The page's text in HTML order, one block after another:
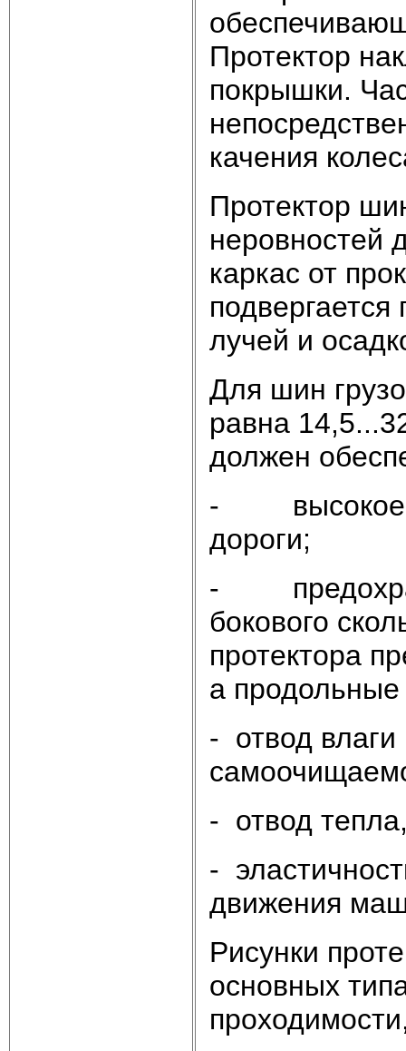
Протектор
покрышки.
качения
Протектор
неровностей
каркас от
лучей и
Для шин
равна
должен
- высокое
дороги;
-
бокового
протектора
а продольные
- отвод
- отвод
-
движения
Рисунки
основных